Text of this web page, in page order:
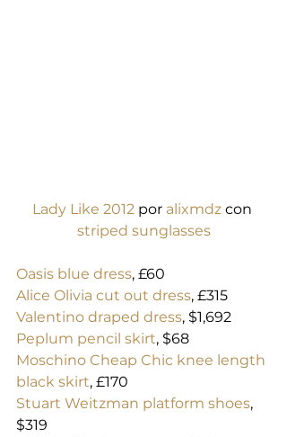
Lady Like 2012 por alixmdz con
striped sunglasses
Oasis blue dress, £60
Alice Olivia cut out dress, £315
Valentino draped dress, $1,692
Peplum pencil skirt, $68
Moschino Cheap Chic knee length
black skirt, £170
Stuart Weitzman platform shoes,
$319